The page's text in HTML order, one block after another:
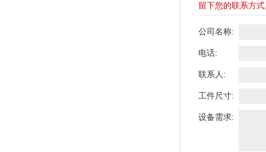
留下您的联系方
公司名称:
电话:
联系人:
工件尺寸:
设备需求: